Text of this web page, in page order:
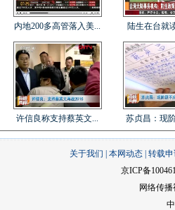
内地200多高管落入美... 陆生在台就
许信良称支持蔡英文... 苏贞昌：现
关于我们 本网动态 转载
京ICP备
网络传